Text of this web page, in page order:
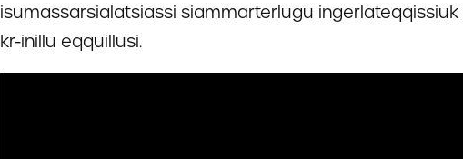
isumassarsialatsiassi siammarterlugu
kr-inillu eqquillusi.